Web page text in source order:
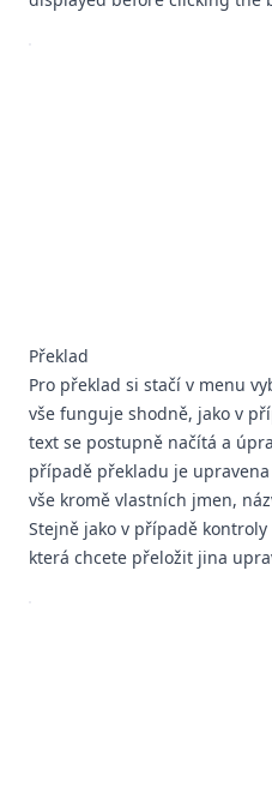
Překlad
Pro překlad si stačí v menu
vše funguje shodně, jako v
text se postupně načítá a
případě překladu je
vše kromě vlastních jmen,
Stejně jako v případě
která chcete přeložit jina